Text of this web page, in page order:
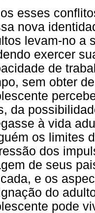
esses
nova
levam-no a
exercer
de
sem obter
da
à vida
os limites
dos
de seus
e os
do
pode